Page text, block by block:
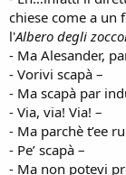
chiese come a un
l'Albero degli
- Ma Alesander,
- Vorivi scapà –
- Ma scapà par
- Via, via! Via! –
- Ma parchè t’ee
- Pe’ scapà –
- Ma non potevi